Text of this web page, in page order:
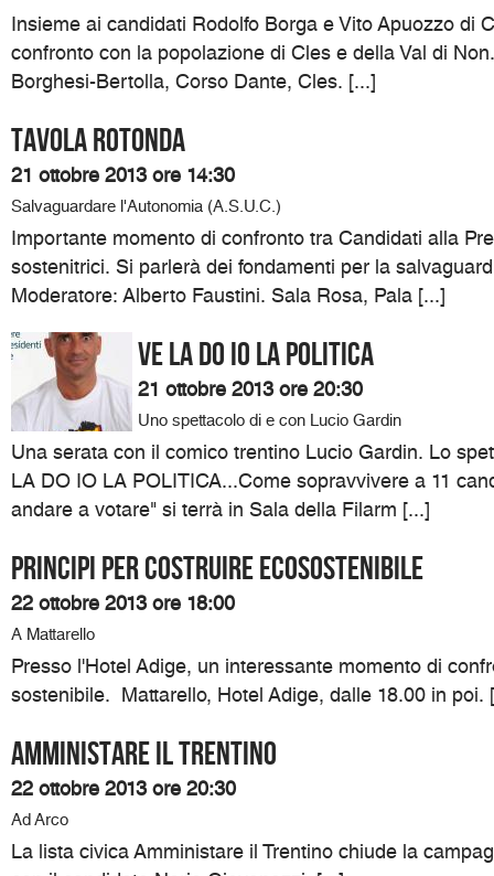
Insieme ai candidati Rodolfo Borga e Vito Apuozzo di
confronto con la popolazione di Cles e della Val di
Borghesi-Bertolla, Corso Dante, Cles. [...]
Tavola Rotonda
21 ottobre 2013 ore 14:30
Salvaguardare l'Autonomia (A.S.U.C.)
Importante momento di confronto tra Candidati alla
sostenitrici. Si parlerà dei fondamenti per la
Moderatore: Alberto Faustini. Sala Rosa, Pala [...]
VE LA DO IO LA POLITICA
21 ottobre 2013 ore 20:30
Uno spettacolo di e con Lucio Gardin
Una serata con il comico trentino Lucio Gardin. Lo
LA DO IO LA POLITICA...Come sopravvivere a 11
andare a votare" si terrà in Sala della Filarm [...]
Principi per costruire ecosostenibile
22 ottobre 2013 ore 18:00
A Mattarello
Presso l'Hotel Adige, un interessante momento di
sostenibile. Mattarello, Hotel Adige, dalle 18.00 in poi.
Amministare il Trentino
22 ottobre 2013 ore 20:30
Ad Arco
La lista civica Amministare il Trentino chiude la